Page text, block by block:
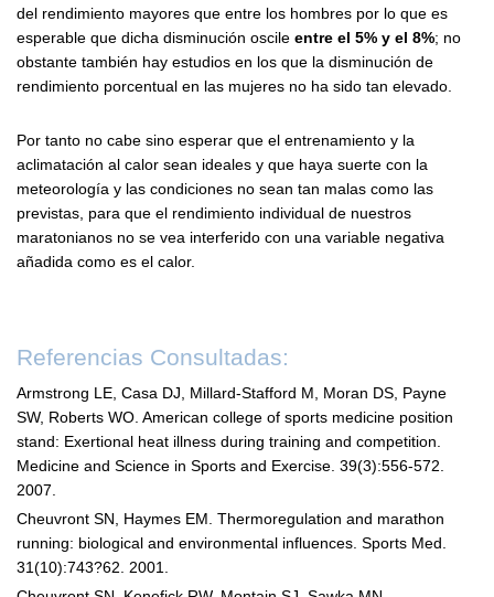
del rendimiento mayores que entre los hombres por lo que es
esperable que dicha disminución oscile entre el 5% y el 8%; no
obstante también hay estudios en los que la disminución de
rendimiento porcentual en las mujeres no ha sido tan elevado.
Por tanto no cabe sino esperar que el entrenamiento y la
aclimatación al calor sean ideales y que haya suerte con la
meteorología y las condiciones no sean tan malas como las
previstas, para que el rendimiento individual de nuestros
maratonianos no se vea interferido con una variable negativa
añadida como es el calor.
Referencias Consultadas:
Armstrong LE, Casa DJ, Millard-Stafford M, Moran DS, Payne
SW, Roberts WO. American college of sports medicine position
stand: Exertional heat illness during training and competition.
Medicine and Science in Sports and Exercise. 39(3):556-572.
2007.
Cheuvront SN, Haymes EM. Thermoregulation and marathon
running: biological and environmental influences. Sports Med.
31(10):743?62. 2001.